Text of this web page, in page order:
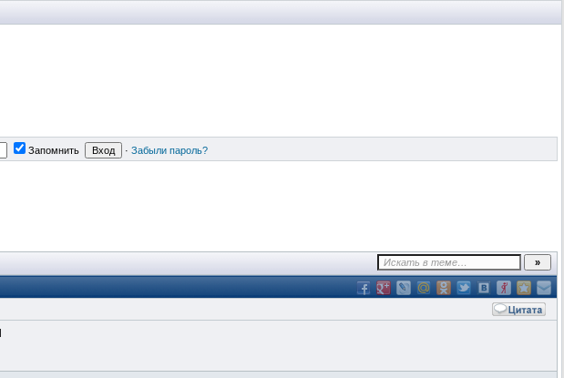
Запомнить · Забыли пароль?